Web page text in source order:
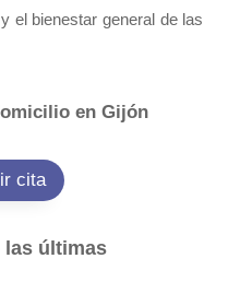
el bienestar general de las
en Gijón
cita
las últimas